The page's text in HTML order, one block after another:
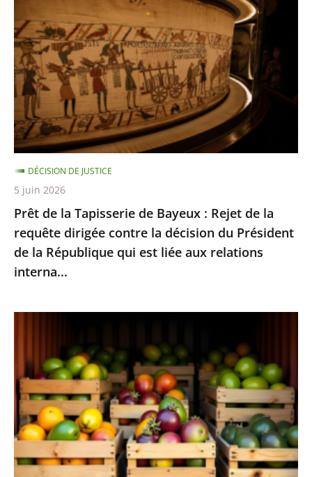
projet
la
Tapisserie
de
Bayeux
:
Rejet
de
la
requête
dirigée
contre
la
décision
du
de
République
qui
est
liée
aux
relations
interna...
Prêt de la Tapisserie de Bayeux : Rejet de la
requête dirigée contre la décision du Président
de la République qui est liée aux relations
interna...
DÉCISION DE JUSTICE
5 juin 2026
légumes
provenant
de
pays
hors
UE